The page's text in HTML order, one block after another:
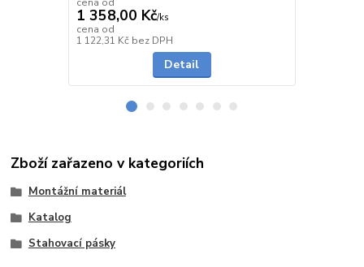
cena od
1 358,00 Kč/ks
cena od
1 122,31 Kč bez DPH
Detail
Zboží zařazeno v kategoriích
Montážní materiál
Katalog
Stahovací pásky